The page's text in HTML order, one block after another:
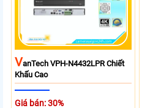
VAnTech VPH-N4432LPR Chiết
Khấu Cao
Giá bán: 30%